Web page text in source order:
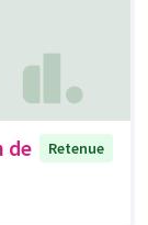
de
Retenue